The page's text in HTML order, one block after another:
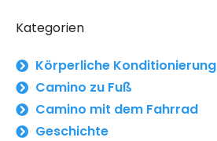
Kategorien
Körperliche Konditionierung
Camino zu Fuß
Camino mit dem Fahrrad
Geschichte